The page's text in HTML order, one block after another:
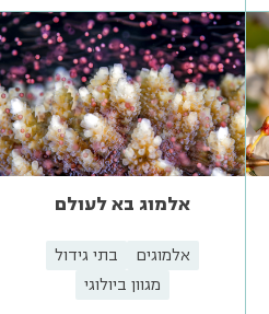
אלמוג בא לעולם
אלמוגים
בתי גידול
מגוון ביולוגי